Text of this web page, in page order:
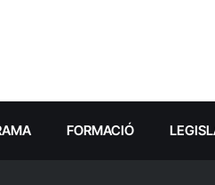
FORMACIÓ